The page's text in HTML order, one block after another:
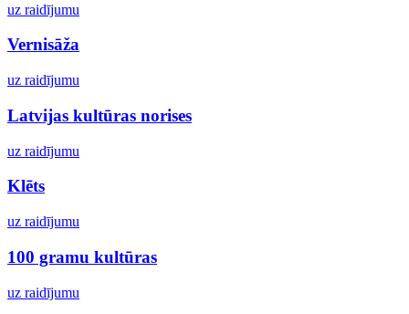
uz raidījumu
Vernisāža
uz raidījumu
Latvijas kultūras norises
uz raidījumu
Klēts
uz raidījumu
100 gramu kultūras
uz raidījumu